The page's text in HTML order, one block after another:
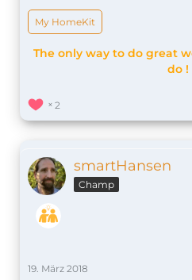
My HomeKit
The only way to do great
do !
2
smartHansen
Champ
19. März 2018